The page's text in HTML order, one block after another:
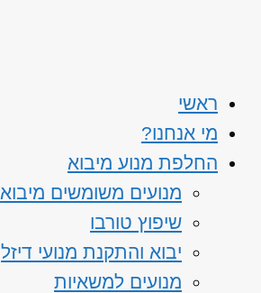
ראשי
מי אנחנו?
החלפת מנוע מיבוא
מנועים משומשים מיבוא
שיפוץ טורבו
יבוא והתקנת מנועי דיזל
מנועים למשאיות